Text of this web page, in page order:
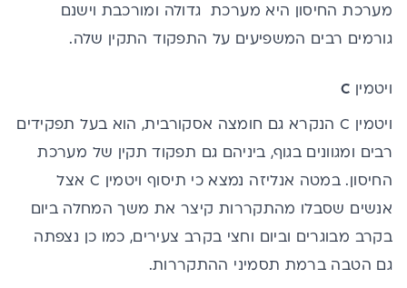
מערכת החיסון היא מערכת גדולה ומורכבת וישנם
גורמים רבים המשפיעים על התפקוד התקין שלה.
ויטמין C
ויטמין C
הנקרא גם חומצה אסקורבית, הוא בעל תפקידים
רבים ומגוונים בגוף, ביניהם גם תפקוד תקין של מערכת
החיסון. במטה אנליזה נמצא כי תיסוף ויטמין C אצל
אנשים שסבלו מהתקררות קיצר את משך המחלה ביום
בקרב מבוגרים וביום וחצי בקרב צעירים, כמו כן נצפתה
גם הטבה ברמת תסמיני ההתקררות.